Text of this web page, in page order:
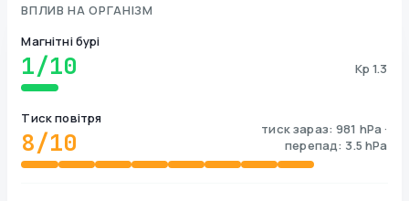
ВПЛИВ НА ОРГАНІЗМ
Магнітні бурі
1/10 Kp 1.3
Тиск повітря
8/10
тиск зараз: 981 hPa ·
перепад: 3.5 hPa